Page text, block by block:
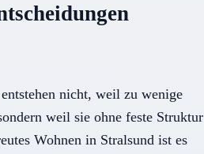
nicht, weil zu wenige
weil sie ohne feste Struktur
Wohnen in Stralsund ist es